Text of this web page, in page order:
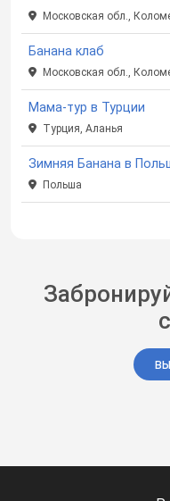
Московская обл.,
Банана клаб
Московская обл.,
Мама-тур в Турции
Турция, Аланья
Зимняя Банана в
Польша